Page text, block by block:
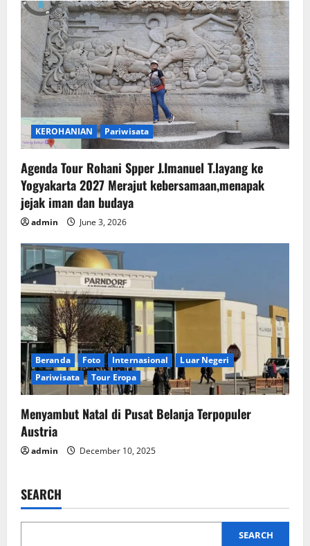
KEROHANIAN Pariwisata
Agenda Tour Rohani Spper J.Imanuel T.layang ke
Yogyakarta 2027 Merajut kebersamaan,menapak
jejak iman dan budaya
admin June 3, 2026
Beranda Foto Internasional
Luar Negeri
Pariwisata
Tour Eropa
Menyambut Natal di Pusat Belanja Terpopuler
Austria
admin December 10, 2025
SEARCH
SEARCH